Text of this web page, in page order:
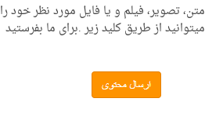
متن، تصویر، فیلم و یا فایل مورد نظر خود را
میتوانید از طریق کلید زیر .برای ما بفرستید